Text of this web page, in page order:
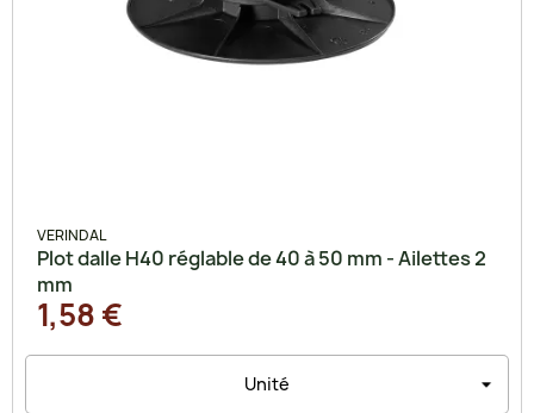
VERINDAL
Plot dalle H40 réglable de 40 à 50 mm - Ailettes 2
mm
1,58 €